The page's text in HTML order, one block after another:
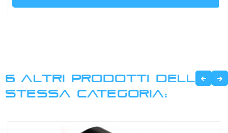
6 ALTRI PRODOTTI DELLA
STESSA CATEGORIA: